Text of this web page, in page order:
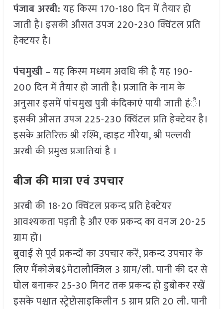
पंजाब अरबी:यह किस्म 170-180 दिन में तैयार हो
जाती है। इसकी औसत उपज 220-230 क्विंटल प्रति
हेक्टयर है।
पंचमुखी– यह किस्म मध्यम अवधि की है यह 190-
200 दिन में तैयार हो जाती है। प्रजाति के नाम के
अनुसार इसमें पांचमुख पुत्री कंदिकाएं पायी जाती हंै।
इसकी औसत उपज 225-230 क्विंटल प्रति हेक्टेयर है।
इसके अतिरिक्त श्री रश्मि, व्हाइट गौरेया, श्री पल्लवी
अरबी की प्रमुख प्रजातियां है ।
बीज की मात्रा एवं उपचार
अरबी की 18-20 क्विंटल प्रकन्द प्रति हेक्टेयर
आवश्यकता पड़ती है और एक प्रकन्द का वनज 20-25
ग्राम हो।
बुवाई से पूर्व प्रकन्दों का उपचार करें, प्रकन्द उपचार के
लिए मैंकोजेब$मेटालौक्जिल 3 ग्राम/ली. पानी की दर से
घोल बनाकर 25-30 मिनट तक प्रकन्द हो डुबोकर रखें
इसके पश्चात स्ट्रेप्टोसाइकिलीन 5 ग्राम प्रति 20 ली. पानी